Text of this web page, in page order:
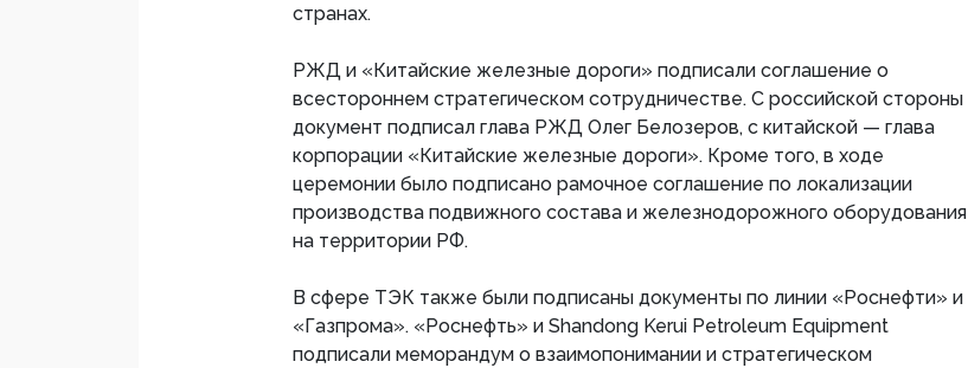
странах.
РЖД и «Китайские железные дороги» подписали соглашение о
всестороннем стратегическом сотрудничестве. С российской стороны
документ подписал глава РЖД Олег Белозеров, с китайской — глава
корпорации «Китайские железные дороги». Кроме того, в ходе
церемонии было подписано рамочное соглашение по локализации
производства подвижного состава и железнодорожного оборудования
на территории РФ.
В сфере ТЭК также были подписаны документы по линии «Роснефти» и
«Газпрома». «Роснефть» и Shandong Kerui Petroleum Equipment
подписали меморандум о взаимопонимании и стратегическом